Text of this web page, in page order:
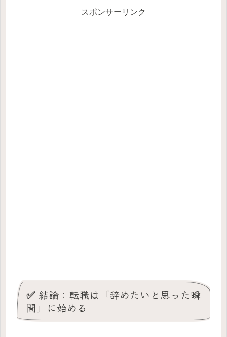
スポンサーリンク
✅ 結論：転職は「辞めたいと思った瞬
間」に始める